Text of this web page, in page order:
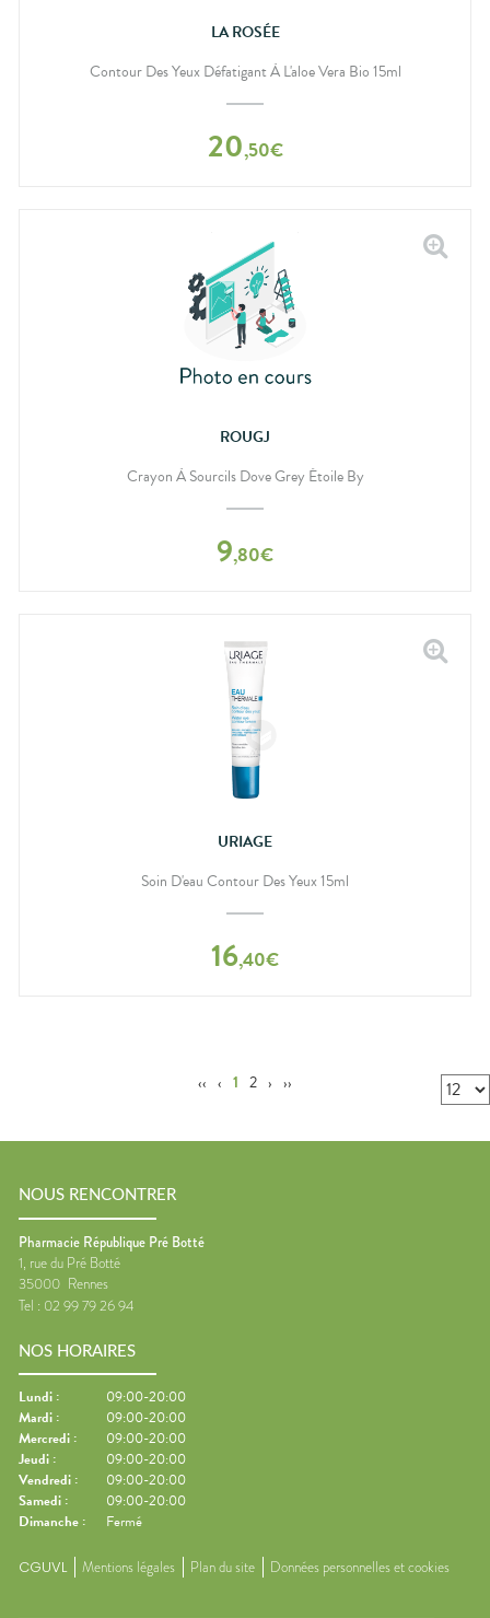
LA ROSÉE
Contour Des Yeux Défatigant À L'aloe Vera Bio 15ml
20,50€
ROUGJ
Crayon À Sourcils Dove Grey Étoile By
9,80€
URIAGE
Soin D'eau Contour Des Yeux 15ml
16,40€
‹‹ ‹ 1 2 › ››
NOUS RENCONTRER
Pharmacie République Pré Botté
1, rue du Pré Botté
35000 Rennes
Tel : 02 99 79 26 94
NOS HORAIRES
Lundi :
09:00-20:00
Mardi :
09:00-20:00
Mercredi :
09:00-20:00
Jeudi :
09:00-20:00
Vendredi :
09:00-20:00
Samedi :
09:00-20:00
Dimanche : Fermé
CGUVL Mentions légales Plan du site Données personnelles et cookies